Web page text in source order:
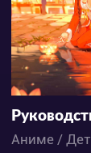
66